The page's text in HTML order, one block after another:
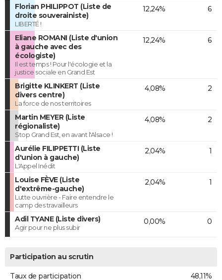
Florian PHILIPPOT (Liste de
droite souverainiste)
LIBERTÉ !
12,24% 6
Eliane ROMANI (Liste d'union
à gauche avec des
écologiste)
Il est temps ! Pour l'écologie et la
justice sociale en Grand Est
12,24% 6
Brigitte KLINKERT (Liste
divers centre)
La force de nos territoires
4,08% 2
Martin MEYER (Liste
régionaliste)
Stop Grand Est, en avant l'Alsace !
4,08% 2
Aurélie FILIPPETTI (Liste
d'union à gauche)
L'Appel Inédit
2,04% 1
Louise FÈVE (Liste
d'extrême-gauche)
Lutte ouvrière - Faire entendre le
camp des travailleurs
2,04% 1
Adil TYANE (Liste divers)
Agir pour ne plus subir
0,00% 0
Participation au scrutin
Taux de participation 48,11%